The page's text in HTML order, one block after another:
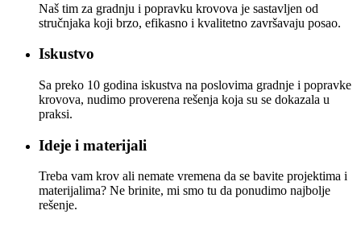
Naš tim za gradnju i popravku krovova je sastavljen od
stručnjaka koji brzo, efikasno i kvalitetno završavaju posao.
Iskustvo
Sa preko 10 godina iskustva na poslovima gradnje i popravke
krovova, nudimo proverena rešenja koja su se dokazala u
praksi.
Ideje i materijali
Treba vam krov ali nemate vremena da se bavite projektima i
materijalima? Ne brinite, mi smo tu da ponudimo najbolje
rešenje.